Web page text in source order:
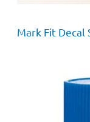
Mark Fit Decal